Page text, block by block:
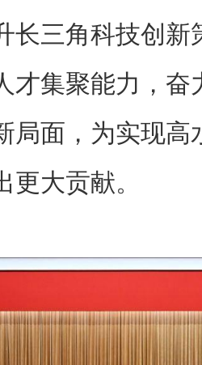
长三角科技创新
才集聚能力，奋
局面，为实现高
大贡献。